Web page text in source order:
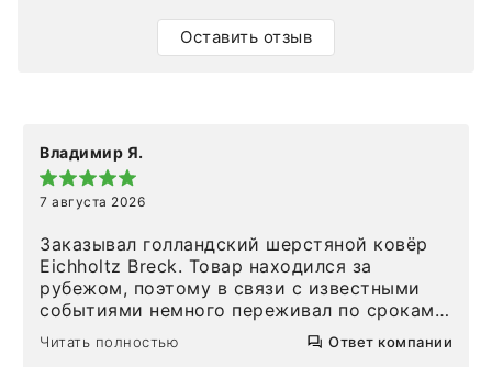
Оставить отзыв
Владимир Я.
7 августа 2026
Заказывал голландский шерстяной ковёр
Eichholtz Breck. Товар находился за
рубежом, поэтому в связи с известными
событиями немного переживал по срокам.
Но homeadore привезли ровно в
определенное в договоре время, без
Читать полностью Ответ компании